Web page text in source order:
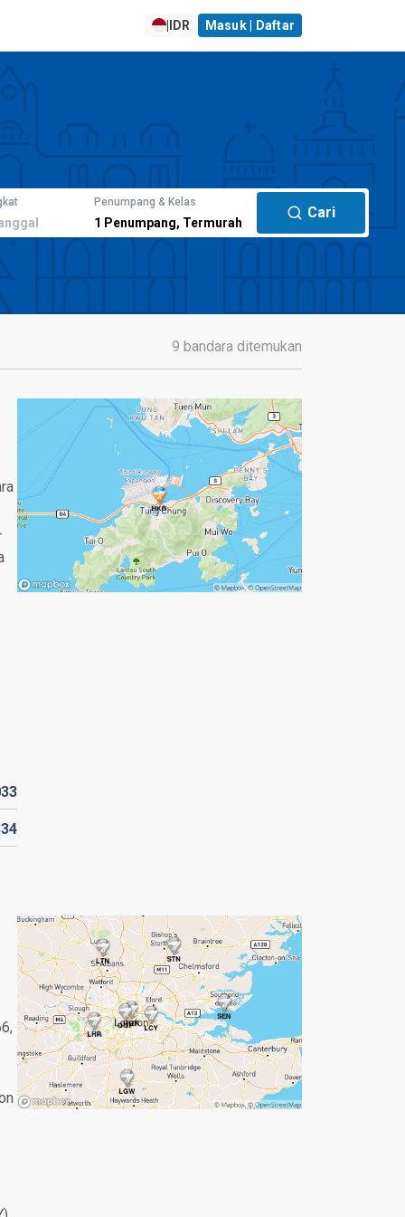
| IDR Masuk | Daftar
Penumpang & Kelas
1 Penumpang, Termurah
Cari
9 bandara ditemukan